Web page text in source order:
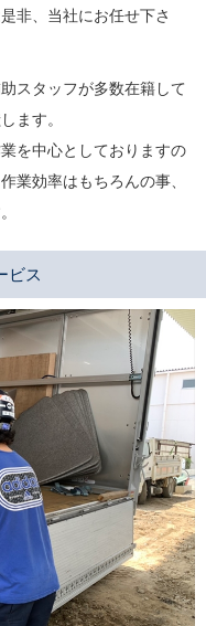
非、当社にお任せ下さ
スタッフが多数在籍して
ます。
を中心としておりますの
業効率はもちろんの事、
ビス